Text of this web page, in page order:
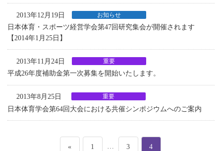
2013年12月19日 お知らせ
日本体育・スポーツ経営学会第47回研究集会が開催されます
【2014年1月25日】
2013年11月24日 重要
平成26年度補助金第一次募集を開始いたします。
2013年8月25日 重要
日本体育学会第64回大会における共催シンポジウムへのご案内
« ペ
1 ペ
3 ペ
4